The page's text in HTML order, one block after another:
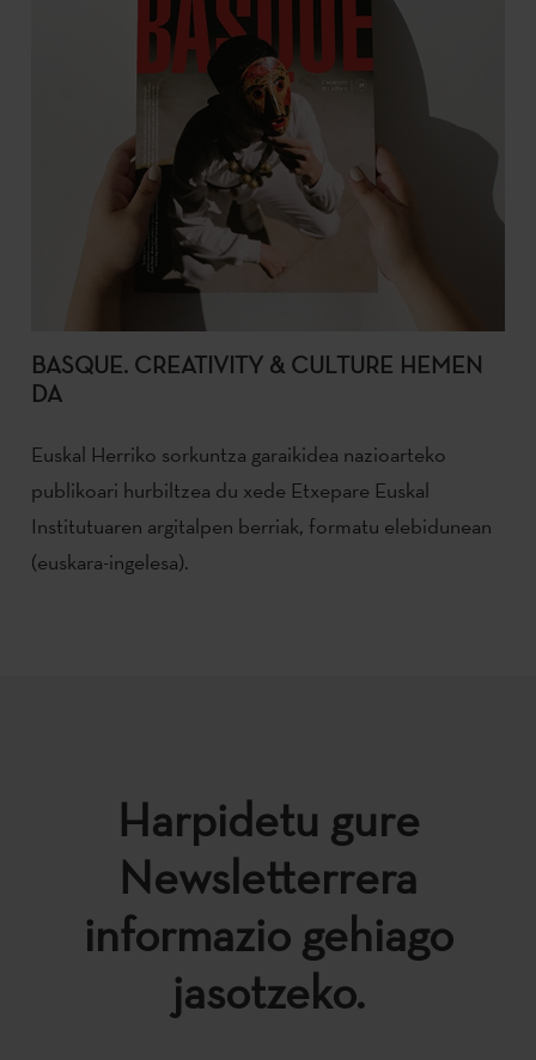
BASQUE. CREATIVITY & CULTURE HEMEN
DA
Euskal Herriko sorkuntza garaikidea nazioarteko
publikoari hurbiltzea du xede Etxepare Euskal
Institutuaren argitalpen berriak, formatu elebidunean
(euskara-ingelesa).
Harpidetu gure
Newsletterrera
informazio gehiago
jasotzeko.